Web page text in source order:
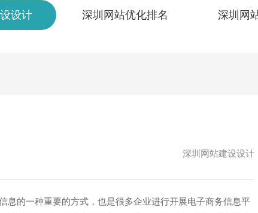
设计 深圳网站优化排名 深圳网
深圳网站建设设计
的一种重要的方式，也是很多企业进行开展电子商务信息平